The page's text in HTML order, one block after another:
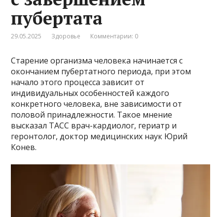
пубертата
29.05.2025 Здоровье Комментарии: 0
Старение организма человека начинается с
окончанием пубертатного периода, при этом
начало этого процесса зависит от
индивидуальных особенностей каждого
конкретного человека, вне зависимости от
половой принадлежности. Такое мнение
высказал ТАСС врач-кардиолог, гериатр и
геронтолог, доктор медицинских наук Юрий
Конев.